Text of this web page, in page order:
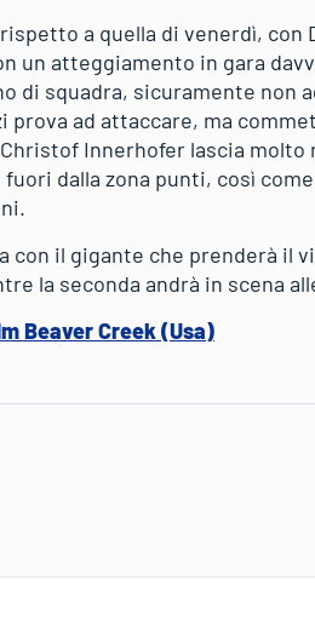
a quella di venerdì, con
un atteggiamento in gara
di squadra, sicuramente non
prova ad attaccare, ma
Innerhofer lascia
dalla zona punti, così
con il gigante che prenderà il
la seconda andrà in scena
Beaver Creek (Usa)